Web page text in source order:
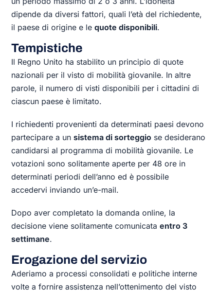
dipende da diversi fattori, quali l’età del richiedente,
il paese di origine e lequote disponibili.
Tempistiche
Il Regno Unito ha stabilito un principio di quote
nazionali per il visto di mobilità giovanile. In altre
parole, il numero di visti disponibili per i cittadini di
ciascun paese è limitato.
I richiedenti provenienti da determinati paesi devono
partecipare a unsistema di sorteggio se desiderano
candidarsi al programma di mobilità giovanile. Le
votazioni sono solitamente aperte per 48 ore in
determinati periodi dell’anno ed è possibile
accedervi inviando un’e-mail.
Dopo aver completato la domanda online, la
decisione viene solitamente comunicataentro 3
settimane.
Erogazione del servizio
Aderiamo a processi consolidati e politiche interne
volte a fornire assistenza nell’ottenimento del visto